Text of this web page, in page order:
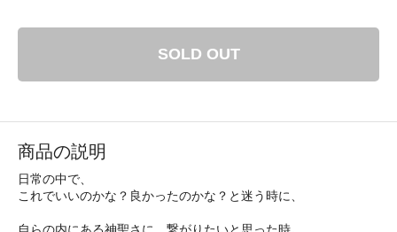
SOLD OUT
商品の説明
日常の中で、
これでいいのかな？良かったのかな？と迷う時に、
自らの内にある神聖さに、繋がりたいと思った時。